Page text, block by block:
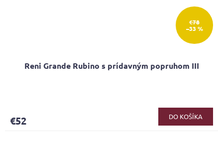
€78
–33 %
Reni Grande Rubino s prídavným popruhom III
€52 DO KOŠÍKA